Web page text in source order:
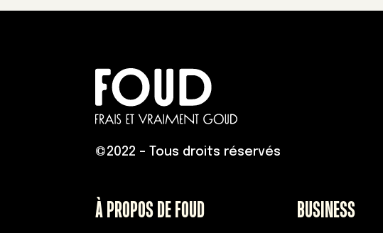
©2022 – Tous droits réservés
À PROPOS DE FOUD BUSINESS